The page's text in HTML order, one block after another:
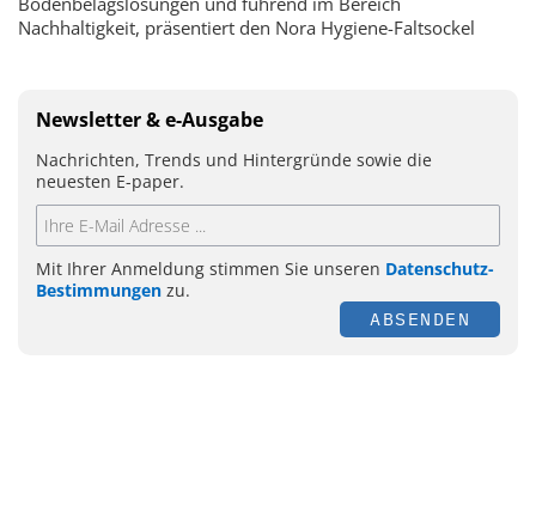
Nachhaltigkeit, präsentiert den Nora Hygiene-Faltsockel
Newsletter & e-Ausgabe
Nachrichten, Trends und Hintergründe sowie die
neuesten E-paper.
Mit Ihrer Anmeldung stimmen Sie unseren Datenschutz-
Bestimmungen zu.
ABSENDEN